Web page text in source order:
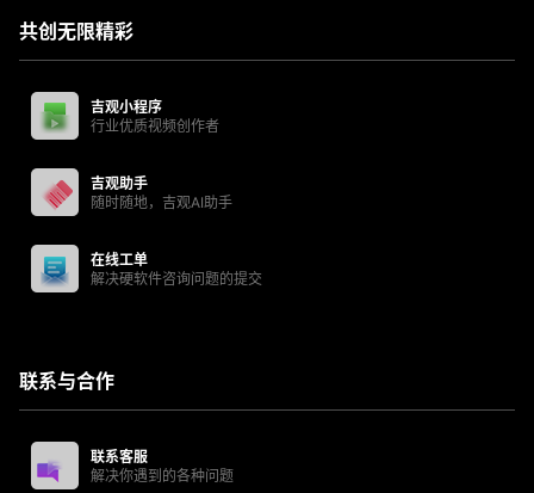
共创无限精彩
吉观小程序
行业优质视频创作者
吉观助手
随时随地，吉观AI助手
在线工单
解决硬软件咨询问题的提交
联系与合作
联系客服
解决你遇到的各种问题